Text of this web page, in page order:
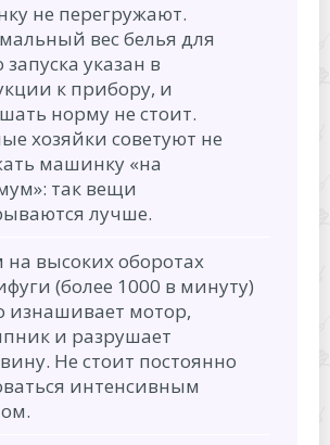
не перегружают.
вес белья для
запуска указан в
к прибору, и
норму не стоит.
хозяйки советуют не
машинку «на
так вещи
лучше.
высоких оборотах
(более 1000 в минуту)
изнашивает мотор,
и разрушает
Не стоит постоянно
интенсивным